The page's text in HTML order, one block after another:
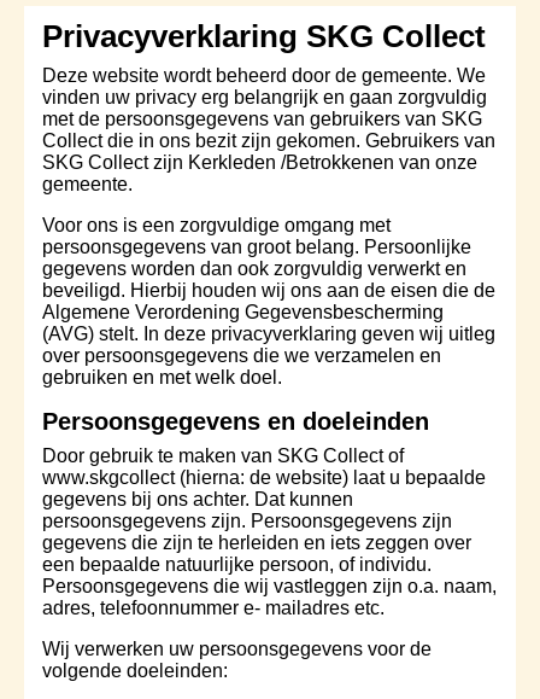
Privacyverklaring SKG Collect
Deze website wordt beheerd door de gemeente. We
vinden uw privacy erg belangrijk en gaan zorgvuldig
met de persoonsgegevens van gebruikers van SKG
Collect die in ons bezit zijn gekomen. Gebruikers van
SKG Collect zijn Kerkleden /Betrokkenen van onze
gemeente.
Voor ons is een zorgvuldige omgang met
persoonsgegevens van groot belang. Persoonlijke
gegevens worden dan ook zorgvuldig verwerkt en
beveiligd. Hierbij houden wij ons aan de eisen die de
Algemene Verordening Gegevensbescherming
(AVG) stelt. In deze privacyverklaring geven wij uitleg
over persoonsgegevens die we verzamelen en
gebruiken en met welk doel.
Persoonsgegevens en doeleinden
Door gebruik te maken van SKG Collect of
www.skgcollect (hierna: de website) laat u bepaalde
gegevens bij ons achter. Dat kunnen
persoonsgegevens zijn. Persoonsgegevens zijn
gegevens die zijn te herleiden en iets zeggen over
een bepaalde natuurlijke persoon, of individu.
Persoonsgegevens die wij vastleggen zijn o.a. naam,
adres, telefoonnummer e- mailadres etc.
Wij verwerken uw persoonsgegevens voor de
volgende doeleinden: